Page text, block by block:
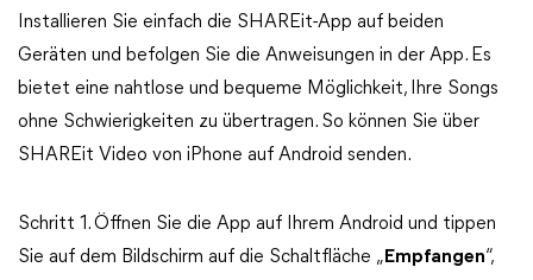
Installieren Sie einfach die SHAREit-App auf beiden
Geräten und befolgen Sie die Anweisungen in der App. Es
bietet eine nahtlose und bequeme Möglichkeit, Ihre Songs
ohne Schwierigkeiten zu übertragen. So können Sie über
SHAREit Video von iPhone auf Android senden.
Schritt 1. Öffnen Sie die App auf Ihrem Android und tippen
Sie auf dem Bildschirm auf die Schaltfläche „ Empfangen“,